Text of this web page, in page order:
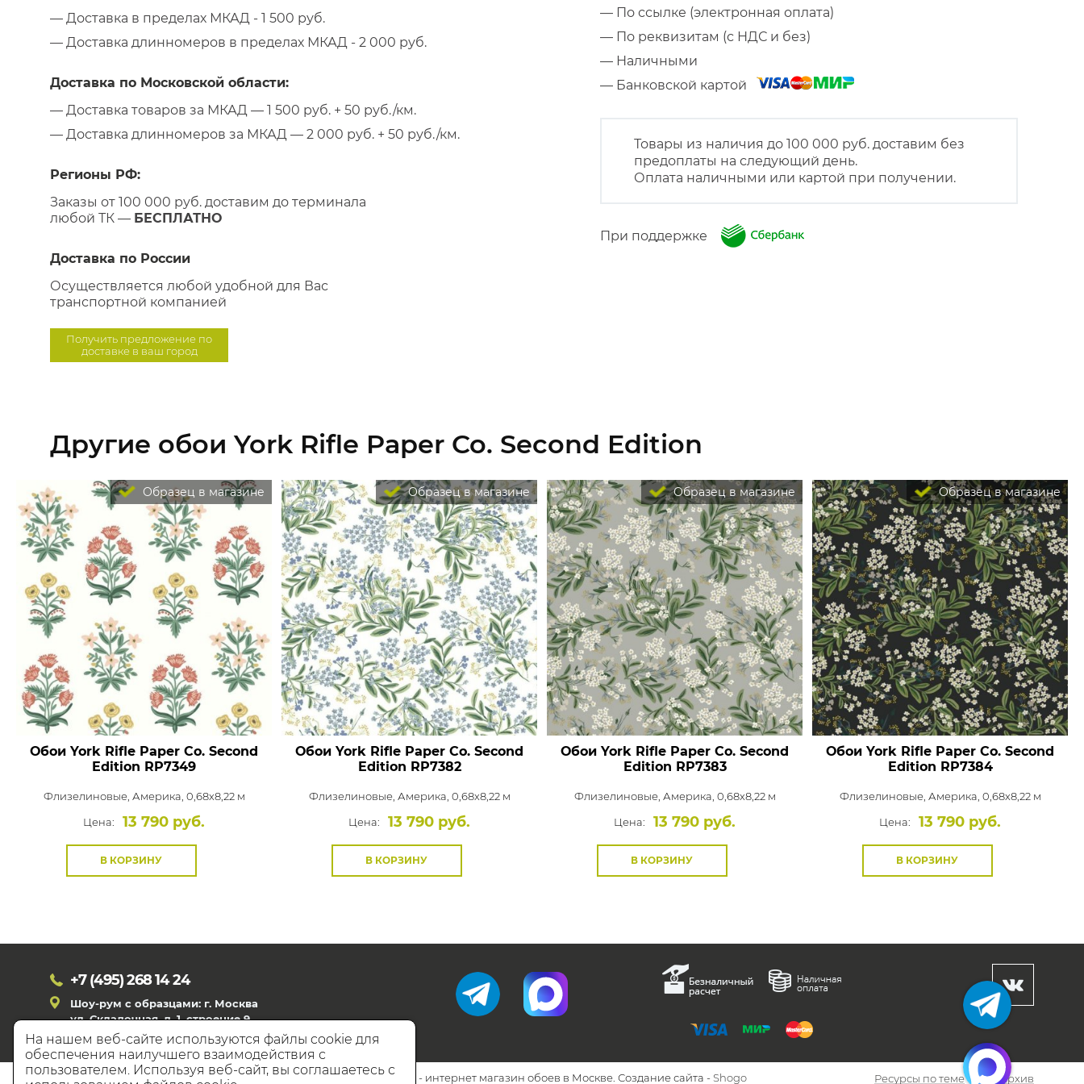
— Доставка в пределах МКАД - 1 500 руб.
— Доставка длинномеров в пределах МКАД - 2 000 руб.
Доставка по Московской области:
— Доставка товаров за МКАД — 1 500 руб. + 50 руб./км.
— Доставка длинномеров за МКАД — 2 000 руб. + 50 руб./км.
Регионы РФ:
Заказы от 100 000 руб. доставим до терминала
любой ТК — БЕСПЛАТНО
Доставка по России
Осуществляется любой удобной для Вас
транспортной компанией
Получить предложение по
доставке в ваш город
— По ссылке (электронная оплата)
— По реквизитам (с НДС и без)
— Наличными
— Банковской картой
Товары из наличия до 100 000 руб. доставим без
предоплаты на следующий день.
Оплата наличными или картой при получении.
При поддержке
Другие обои York Rifle Paper Co. Second Edition
Образец в магазине
Обои York Rifle Paper Co. Second
Edition RP7349
Флизелиновые, Америка, 0,68x8,22 м
Цена:
13 790 руб.
В КОРЗИНУ
Образец в магазине
Обои York Rifle Paper Co. Second
Edition RP7382
Флизелиновые, Америка, 0,68x8,22 м
Цена:
13 790 руб.
В КОРЗИНУ
Образец в магазине
Обои York Rifle Paper Co. Second
Edition RP7383
Флизелиновые, Америка, 0,68x8,22 м
Цена:
13 790 руб.
В КОРЗИНУ
Образец в магазине
Обои York Rifle Paper Co. Second
Edition RP7384
Флизелиновые, Америка, 0,68x8,22 м
Цена:
13 790 руб.
В КОРЗИНУ
+7 (495)268 14 24
Шоу-рум с образцами: г. Москва
ул. Складочная, д. 1, строение 9
© 2026 Walls.ru - интернет магазин обоев в Москве. Создание сайта - Shogo Ресурсы по теме Архив
На нашем веб-сайте используются файлы cookie для
обеспечения наилучшего взаимодействия с
пользователем. Используя веб-сайт, вы соглашаетесь с